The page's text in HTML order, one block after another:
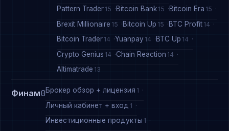
Pattern Trader 15 Bitcoin Bank 15 Bitcoin Era 15
Brexit Millionaire 15 Bitcoin Up 15 BTC Profit 14
Bitcoin Trader 14 Yuanpay 14 BTC Up 14
Crypto Genius 14 Chain Reaction 14
Altimatrade 13
Финам0Брокер обзор + лицензия 1
Личный кабинет + вход 1
Инвестиционные продукты 1